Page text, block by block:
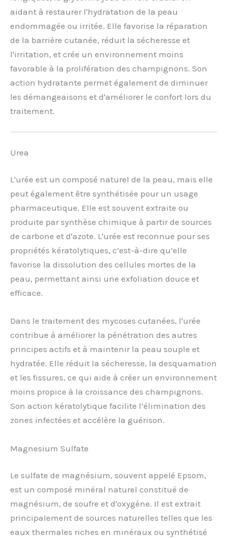
aidant à restaurer l'hydratation de la peau
endommagée ou irritée. Elle favorise la réparation
de la barrière cutanée, réduit la sécheresse et
l'irritation, et crée un environnement moins
favorable à la prolifération des champignons. Son
action hydratante permet également de diminuer
les démangeaisons et d'améliorer le confort lors du
traitement.
Urea
L'urée est un composé naturel de la peau, mais elle
peut également être synthétisée pour un usage
pharmaceutique. Elle est souvent extraite ou
produite par synthèse chimique à partir de sources
de carbone et d'azote. L'urée est reconnue pour ses
propriétés kératolytiques, c’est-à-dire qu’elle
favorise la dissolution des cellules mortes de la
peau, permettant ainsi une exfoliation douce et
efficace.
Dans le traitement des mycoses cutanées, l'urée
contribue à améliorer la pénétration des autres
principes actifs et à maintenir la peau souple et
hydratée. Elle réduit la sécheresse, la desquamation
et les fissures, ce qui aide à créer un environnement
moins propice à la croissance des champignons.
Son action kératolytique facilite l’élimination des
zones infectées et accélère la guérison.
Magnesium Sulfate
Le sulfate de magnésium, souvent appelé Epsom,
est un composé minéral naturel constitué de
magnésium, de soufre et d'oxygène. Il est extrait
principalement de sources naturelles telles que les
eaux thermales riches en minéraux ou synthétisé